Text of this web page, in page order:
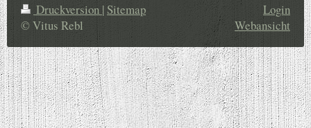
Druckversion | Sitemap
© Vitus Rebl
Login
Webansicht